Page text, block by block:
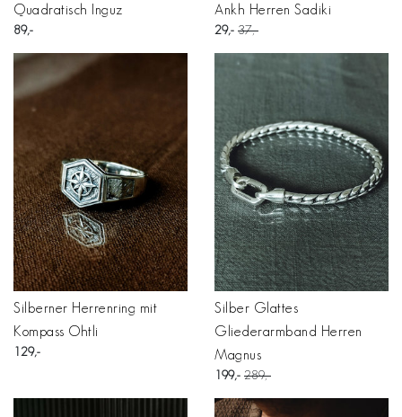
Quadratisch Inguz
89
Ankh Herren Sadiki
29 37
Silberner Herrenring mit
Kompass Ohtli
129
Silber Glattes
Gliederarmband Herren
Magnus
199 289